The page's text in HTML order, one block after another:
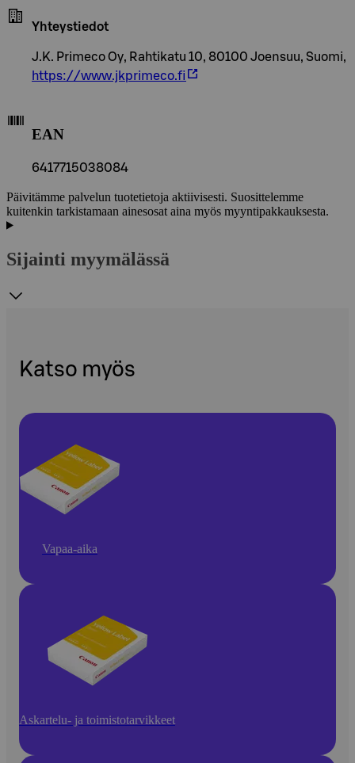
Yhteystiedot
J.K. Primeco Oy, Rahtikatu 10, 80100 Joensuu, Suomi,
https://www.jkprimeco.fi
EAN
6417715038084
Päivitämme palvelun tuotetietoja aktiivisesti. Suosittelemme
kuitenkin tarkistamaan ainesosat aina myös myyntipakkauksesta.
Sijainti myymälässä
Katso myös
Vapaa-aika
Askartelu- ja toimistotarvikkeet